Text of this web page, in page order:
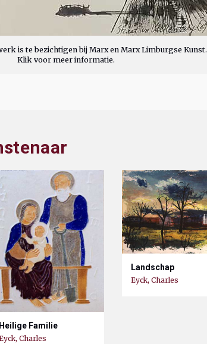
is te bezichtigen bij Marx en Marx Limburgse Kunst.
Klik voor meer informatie.
Heilige Familie
Charles
Landschap
Eyck, Charles